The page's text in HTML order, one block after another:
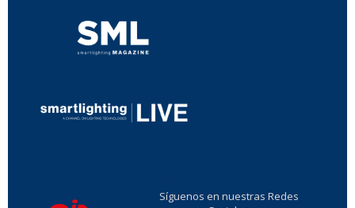
Síguenos en nuestras Redes